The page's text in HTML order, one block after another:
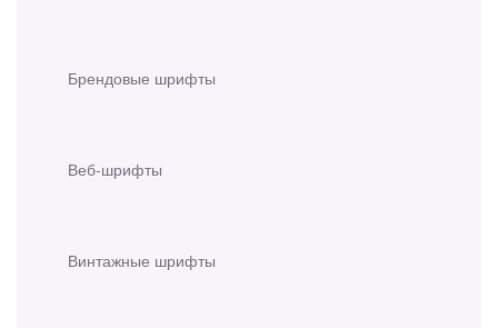
Брендовые шрифты
Веб-шрифты
Винтажные шрифты